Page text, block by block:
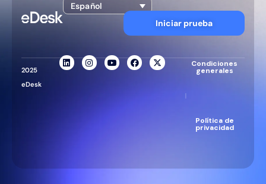
Español
Iniciar prueba
2025
eDesk
Condiciones
generales
|
Política de
privacidad